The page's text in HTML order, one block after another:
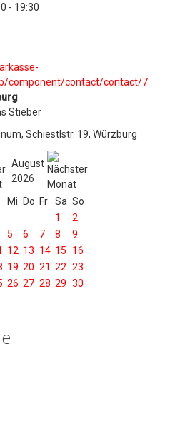
- 19:30
component/contact/contact/7
Stieber
Schiestlstr. 19, Würzburg
August
2026
Mi Do Fr Sa So
1
2
5 6 7 8
9
12 13 14 15
16
19 20 21 22 23
26 27 28 29 30